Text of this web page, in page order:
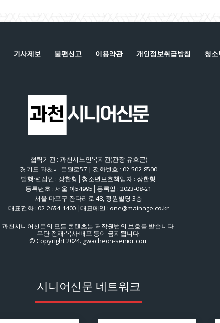
기사제보 불편신고 이용약관 개인정보취급방침 청소
협력기관 : 과천시노인복지관(관장 유호근)
경기도 과천시 문원로57 | 전화번호 : 02-502-8500
발행·편집인 : 장한형│청소년보호책임자 : 장한형
등록번호 : 서울 아54995│등록일 : 2023-08-21
서울 마포구 잔다리로 48, 정원빌딩 3층
대표전화 : 02-2654-1400│대표메일 : one@mainage.co.kr
과천시니어신문의 모든 콘텐츠는 저작권법의 보호를 받습니다.
무단 전재·복사·배포 등이 금지됩니다.
© Copyright 2024. gwacheon-senior.com
시니어신문 네트워크